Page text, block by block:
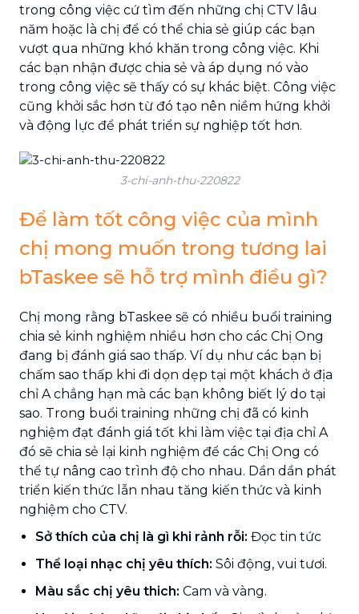
trong công việc cứ tìm đến những chị CTV lâu
năm hoặc là chị để có thể chia sẻ giúp các bạn
vượt qua những khó khăn trong công việc. Khi
các bạn nhận được chia sẻ và áp dụng nó vào
trong công việc sẽ thấy có sự khác biệt. Công việc
cũng khởi sắc hơn từ đó tạo nên niềm hứng khởi
và động lực để phát triển sự nghiệp tốt hơn.
3-chi-anh-thu-220822
Để làm tốt công việc của mình
chị mong muốn trong tương lai
bTaskee sẽ hỗ trợ mình điều gì?
Chị mong rằng bTaskee sẽ có nhiều buổi training
chia sẻ kinh nghiệm nhiều hơn cho các Chị Ong
đang bị đánh giá sao thấp. Ví dụ như các bạn bị
chấm sao thấp khi đi dọn dẹp tại một khách ở địa
chỉ A chẳng hạn mà các bạn không biết lý do tại
sao. Trong buổi training những chị đã có kinh
nghiệm đạt đánh giá tốt khi làm việc tại địa chỉ A
đó sẽ chia sẻ lại kinh nghiệm để các Chị Ong có
thể tự nâng cao trình độ cho nhau. Dần dần phát
triển kiến thức lẫn nhau tăng kiến thức và kinh
nghiệm cho CTV.
Sở thích của chị là gì khi rảnh rỗi: Đọc tin tức
Thể loại nhạc chị yêu thích: Sôi động, vui tươi.
Màu sắc chị yêu thich: Cam và vàng.